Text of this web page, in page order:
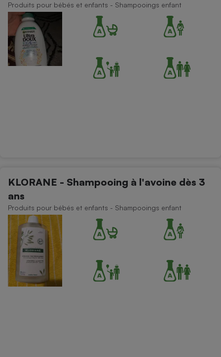
Produits pour bébés et enfants - Shampooings enfant
KLORANE - Shampooing à l'avoine dès 3
ans
Produits pour bébés et enfants - Shampooings enfant